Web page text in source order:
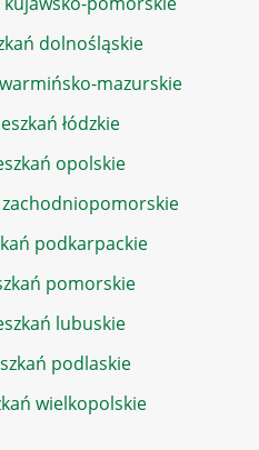
dolnośląskie
mazurskie
łódzkie
opolskie
zachodniopomorskie
podkarpackie
pomorskie
lubuskie
podlaskie
wielkopolskie